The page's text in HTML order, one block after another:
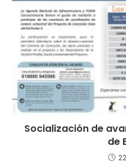
Socialización de
de